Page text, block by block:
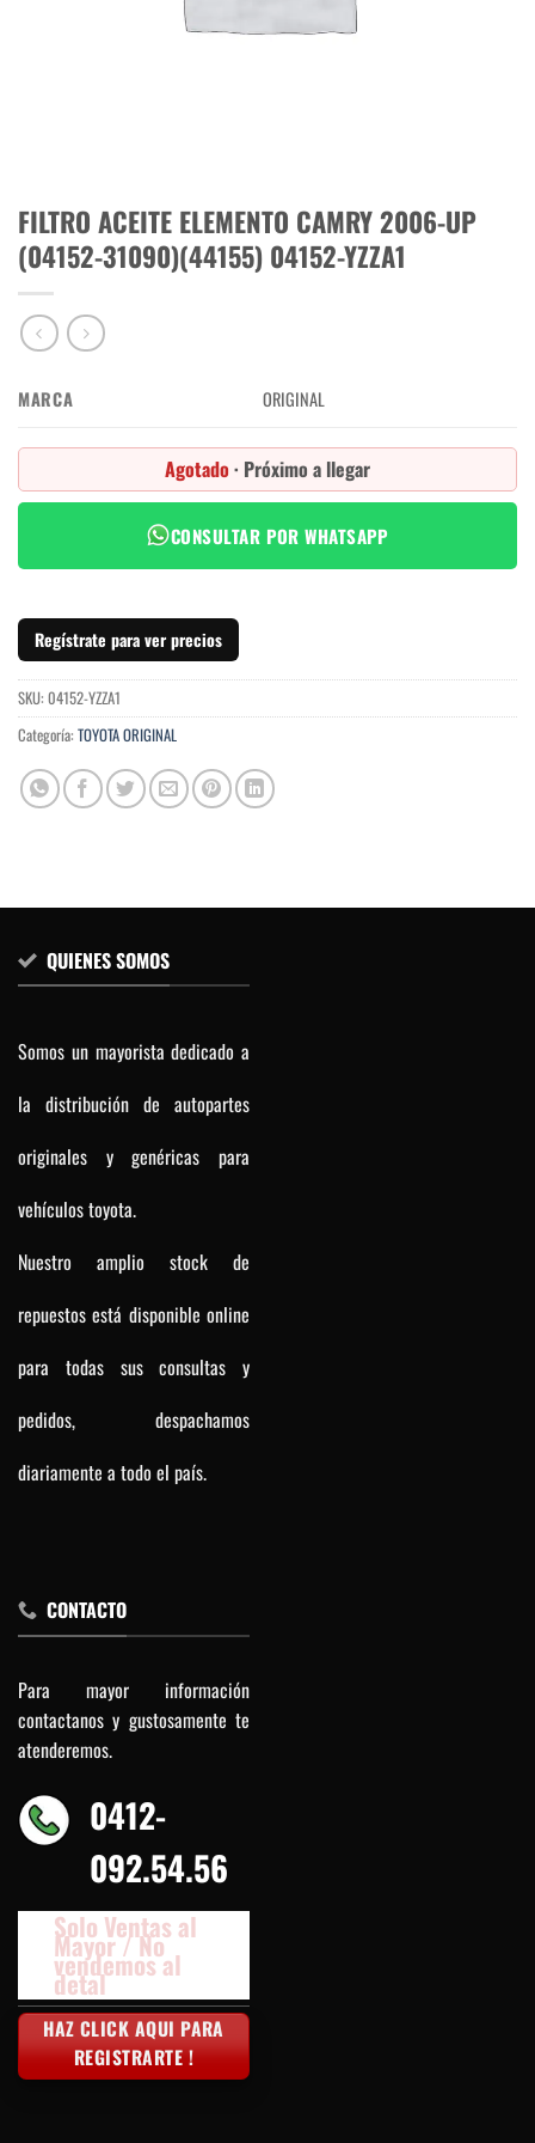
FILTRO ACEITE ELEMENTO CAMRY 2006-UP
(04152-31090)(44155) 04152-YZZA1
MARCA ORIGINAL
Agotado · Próximo a llegar
CONSULTAR POR WHATSAPP
Regístrate para ver precios
SKU: 04152-YZZA1
Categoría: TOYOTA ORIGINAL
QUIENES SOMOS
Somos un mayorista dedicado a
la distribución de autopartes
originales y genéricas para
vehículos toyota.
Nuestro amplio stock de
repuestos está disponible online
para todas sus consultas y
pedidos, despachamos
diariamente a todo el país.
CONTACTO
Para mayor información
contactanos y gustosamente te
atenderemos.
0412-
092.54.56
Solo Ventas al
Mayor / No
vendemos al
detal
HAZ CLICK AQUI PARA
REGISTRARTE !